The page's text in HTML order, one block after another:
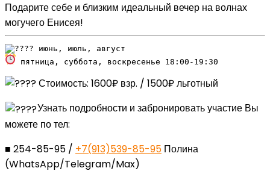
Подарите себе и близким идеальный вечер на волнах
могучего Енисея!
пятница, суббота, воскресенье 18:00-19:30
Стоимость: 1600₽ взр. / 1500₽ льготный
Узнать подробности и забронировать участие Вы
можете по тел:
■ 254-85-95 / +7(913)539-85-95 Полина
(WhatsApp/Telegram/Max)